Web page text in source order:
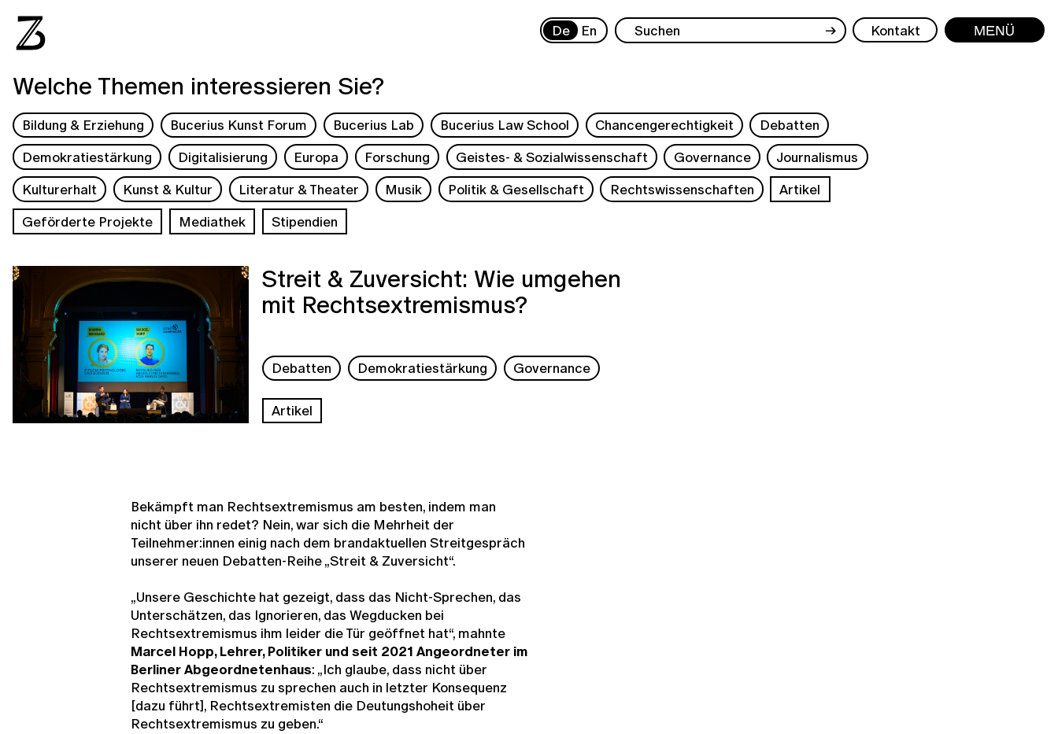
De En → Kontakt Menü
Welche Themen interessieren Sie?
Bildung & Erziehung Bucerius Kunst Forum Bucerius Lab Bucerius Law School Chancengerechtigkeit
Debatten
Demokratiestärkung
Digitalisierung Europa Forschung Geistes- & Sozialwissenschaft Governance
Journalismus
Kulturerhalt
Kunst & Kultur Literatur & Theater Musik Politik & Gesellschaft Rechtswissenschaften
Artikel
Geförderte Projekte
Mediathek Stipendien
Streit & Zuversicht: Wie umgehen
mit Rechtsextremismus?
Debatten Demokratiestärkung Governance
Artikel
Bekämpft man Rechtsextremismus am besten, indem man
nicht über ihn redet? Nein, war sich die Mehrheit der
Teilnehmer:innen einig nach dem brandaktuellen Streitgespräch
unserer neuen Debatten-Reihe „Streit & Zuversicht“.
„Unsere Geschichte hat gezeigt, dass das Nicht-Sprechen, das
Unterschätzen, das Ignorieren, das Wegducken bei
Rechtsextremismus ihm leider die Tür geöffnet hat“, mahnte
Marcel Hopp, Lehrer, Politiker und seit 2021 Angeordneter im
Berliner Abgeordnetenhaus: „Ich glaube, dass nicht über
Rechtsextremismus zu sprechen auch in letzter Konsequenz
[dazu führt], Rechtsextremisten die Deutungshoheit über
Rechtsextremismus zu geben.“